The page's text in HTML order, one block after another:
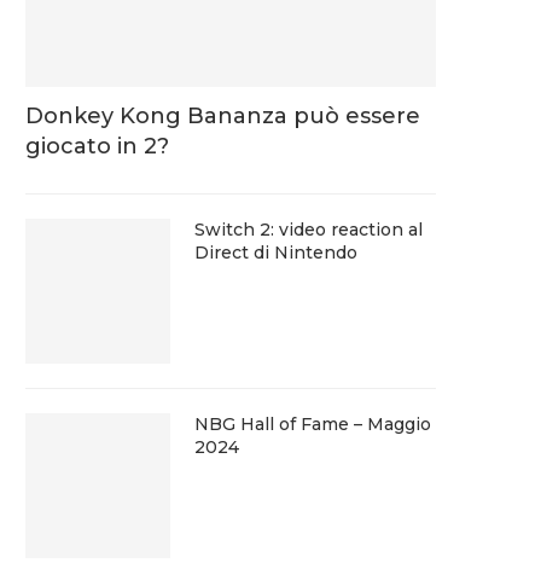
Donkey Kong Bananza può essere
giocato in 2?
Switch 2: video reaction al
Direct di Nintendo
NBG Hall of Fame – Maggio
2024